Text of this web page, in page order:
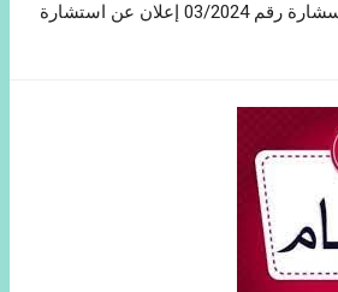
إعلان عن منح مؤقت للسشارة رقم 03/2024 إعلان عن استشارة